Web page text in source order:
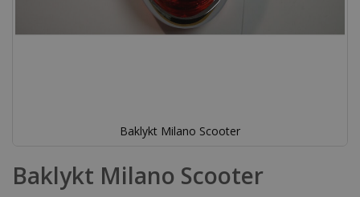
Baklykt Milano Scooter
till
början
Baklykt Milano Scooter